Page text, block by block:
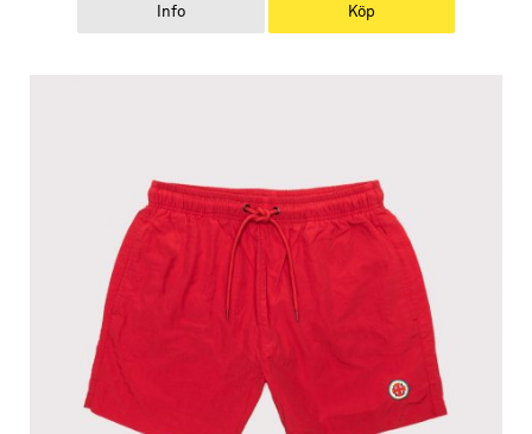
Info Köp